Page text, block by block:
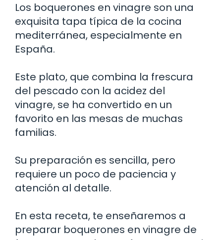
Los boquerones en vinagre son una
exquisita tapa típica de la cocina
mediterránea, especialmente en
España.
Este plato, que combina la frescura
del pescado con la acidez del
vinagre, se ha convertido en un
favorito en las mesas de muchas
familias.
Su preparación es sencilla, pero
requiere un poco de paciencia y
atención al detalle.
En esta receta, te enseñaremos a
preparar boquerones en vinagre de